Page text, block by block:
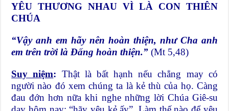
YÊU THƯƠNG NHAU VÌ LÀ CON THIÊN
CHÚA
“Vậy anh em hãy nên hoàn thiện, như Cha anh
em trên trời là Đấng hoàn thiện.”(Mt 5,48)
Suy niệm: Thật là bất hạnh nếu chẳng may có
người nào đó xem chúng ta là kẻ thù của họ. Càng
đau đớn hơn nữa khi nghe những lời Chúa Giê-su